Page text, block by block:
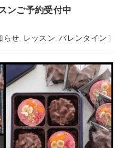
ンご予約受付中
らせ レッスン ,バレンタイン ]